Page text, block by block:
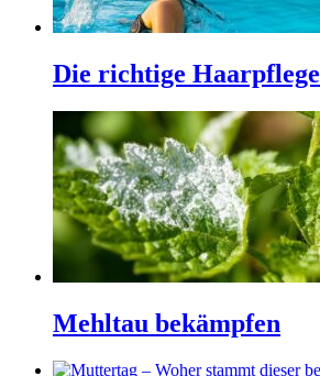
Die richtige
Mehltau bekämpfen